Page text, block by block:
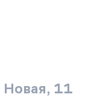
Новая, 11